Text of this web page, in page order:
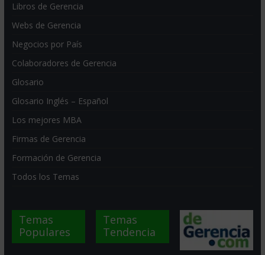
Libros de Gerencia
Webs de Gerencia
Negocios por País
Colaboradores de Gerencia
Glosario
Glosario Inglés – Español
Los mejores MBA
Firmas de Gerencia
Formación de Gerencia
Todos los Temas
Temas
Populares
Temas
Tendencia